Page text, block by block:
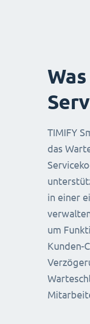
TIMIFY
das
in einer
um
Kunden-